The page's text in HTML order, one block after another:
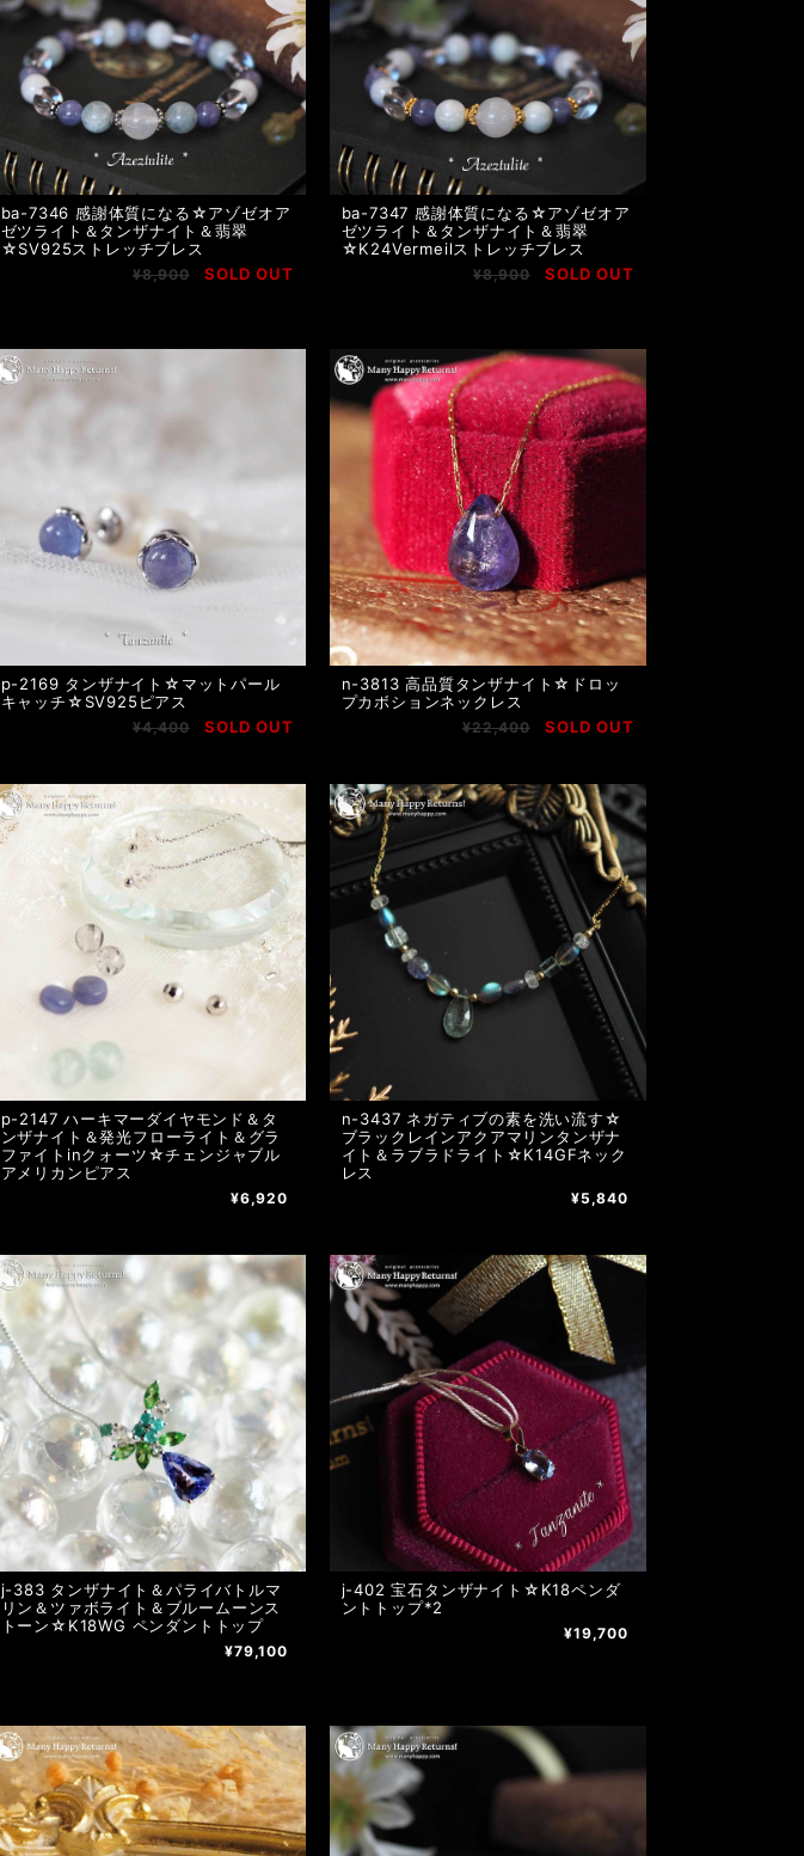
ba-7346 感謝体質になる☆アゾゼオア
ゼツライト＆タンザナイト＆翡翠
☆SV925ストレッチブレス
¥8,900 SOLD OUT
ba-7347 感謝体質になる☆アゾゼオア
ゼツライト＆タンザナイト＆翡翠
☆K24Vermeilストレッチブレス
¥8,900 SOLD OUT
p-2169 タンザナイト☆マットパール
キャッチ☆SV925ピアス
¥4,400 SOLD OUT
n-3813 高品質タンザナイト☆ドロッ
プカボションネックレス
¥22,400 SOLD OUT
p-2147 ハーキマーダイヤモンド＆タ
ンザナイト＆発光フローライト＆グラ
ファイトinクォーツ☆チェンジャブル
アメリカンピアス
¥6,920
n-3437 ネガティブの素を洗い流す☆
ブラックレインアクアマリンタンザナ
イト＆ラブラドライト☆K14GFネック
レス
¥5,840
j-383 タンザナイト＆パライバトルマ
リン＆ツァボライト＆ブルームーンス
トーン☆K18WG ペンダントトップ
¥79,100
j-402 宝石タンザナイト☆K18ペンダ
ントトップ*2
¥19,700